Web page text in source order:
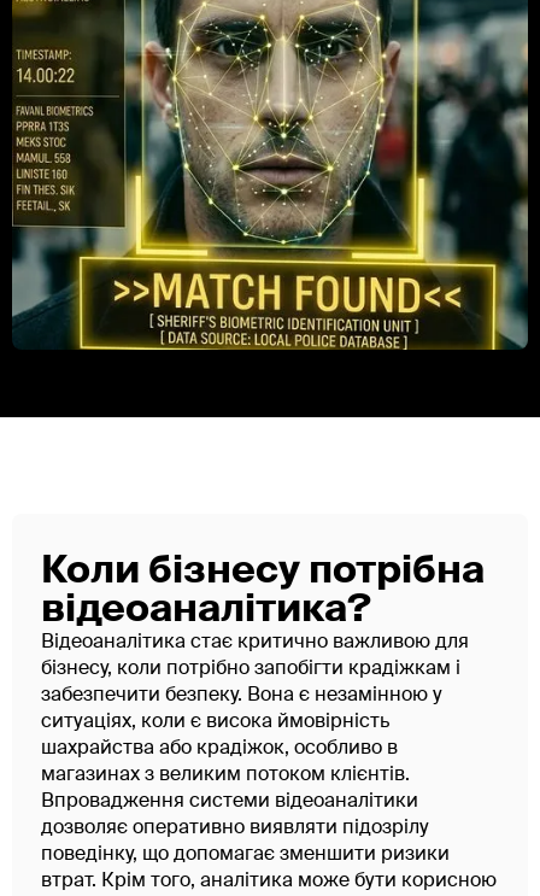
Коли бізнесу потрібна
відеоаналітика?
Відеоаналітика стає критично важливою для
бізнесу, коли потрібно запобігти крадіжкам і
забезпечити безпеку. Вона є незамінною у
ситуаціях, коли є висока ймовірність
шахрайства або крадіжок, особливо в
магазинах з великим потоком клієнтів.
Впровадження системи відеоаналітики
дозволяє оперативно виявляти підозрілу
поведінку, що допомагає зменшити ризики
втрат. Крім того, аналітика може бути корисною